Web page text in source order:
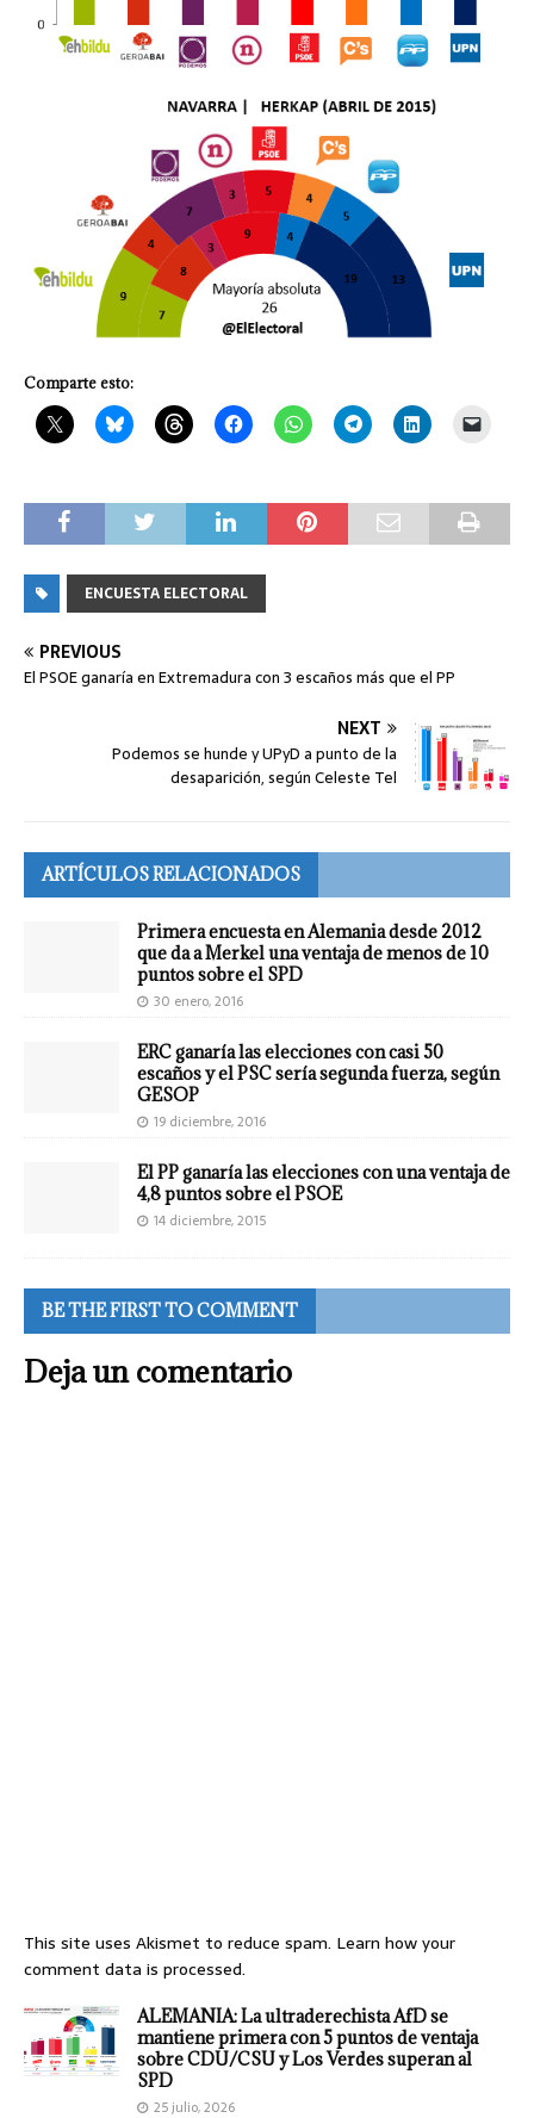
Comparte esto:
ENCUESTA ELECTORAL
PREVIOUS
El PSOE ganaría en Extremadura con 3 escaños más que el PP
NEXT
Podemos se hunde y UPyD a punto de la
desaparición, según Celeste Tel
ARTÍCULOS RELACIONADOS
Primera encuesta en Alemania desde 2012
que da a Merkel una ventaja de menos de 10
puntos sobre el SPD
30 enero, 2016
ERC ganaría las elecciones con casi 50
escaños y el PSC sería segunda fuerza, según
GESOP
19 diciembre, 2016
El PP ganaría las elecciones con una ventaja de
4,8 puntos sobre el PSOE
14 diciembre, 2015
BE THE FIRST TO COMMENT
Deja un comentario
This site uses Akismet to reduce spam. Learn how your
comment data is processed.
ALEMANIA: La ultraderechista AfD se
mantiene primera con 5 puntos de ventaja
sobre CDU/CSU y Los Verdes superan al
SPD
25 julio, 2026